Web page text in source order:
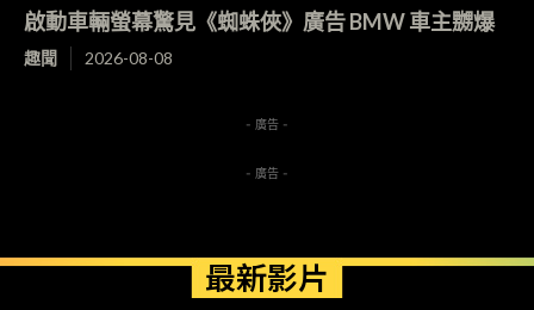
啟動車輛螢幕驚見《蜘蛛俠》廣告 BMW 車主嬲爆
趣聞 2026-08-08
- 廣告 -
- 廣告 -
最新影片